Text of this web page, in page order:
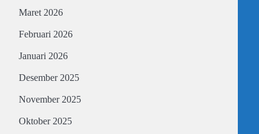
Maret 2026
Februari 2026
Januari 2026
Desember 2025
November 2025
Oktober 2025